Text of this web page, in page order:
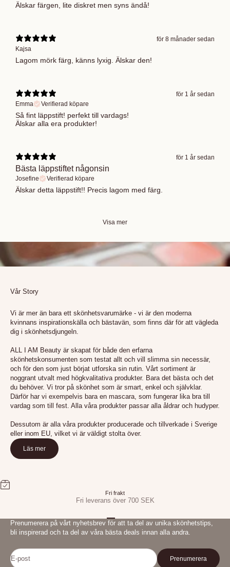
Älskar färgen, lite diskret men syns ändå!
för 8 månader sedan
Kajsa
Lagom mörk färg, känns lyxig. Älskar den!
för 1 år sedan
Emma
Verifierad köpare
Så fint läppstift! perfekt till vardags!
Älskar alla era produkter!
för 1 år sedan
Bästa läppstiftet någonsin
Josefine Verifierad köpare
Älskar detta läppstift!! Precis lagom med färg.
Visa mer
Vår Story
Vi är mer än bara ett skönhetsvarumärke - vi är den moderna
kvinnans inspirationskälla och bästavän, som finns där för att vägleda
dig i skönhetsdjungeln.
ALL I AM Beauty är skapat för både den erfarna
skönhetskonsumenten som testat allt och vill slimma sin necessär,
och för den som just börjat utforska sin rutin. Vårt sortiment är
noggrant utvalt med högkvalitativa produkter. Bara det bästa och det
du behöver. Vi tror på skönhet som är smart, enkel och självklar.
Därför har vi exempelvis bara en mascara, som fungerar lika bra till
vardag som till fest. Alla våra produkter passar alla åldrar och hudyper.
Dessutom är alla våra produkter producerade och tillverkade i Sverige
eller inom EU, vilket vi är väldigt stolta över.
Läs mer
Fri frakt
Fri leverans över 700 SEK
Gå till 1
Gå till 2
Gå till 3
Prenumerera på vårt nyhetsbrev för att ta del av unika skönhetstips,
bli inspirerad och ta del av våra bästa deals innan alla andra.
E-post Prenumerera